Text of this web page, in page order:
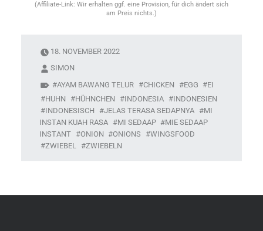
(Affiliate-Link: Wir erhalten ggf. eine Provision, für dich ändert sich
am Preis nichts.)
18. NOVEMBER 2022
SIMON
AYAM BAWANG TELUR
CHICKEN EGG
EI
HUHN
HÜHNCHEN INDONESIA
INDONESIEN
INDONESISCH
JELAS TERASA SEDAPNYA
MI
INSTAN KUAH RASA
MI SEDAAP
MIE SEDAAP
INSTANT
ONION ONIONS
WINGSFOOD
ZWIEBEL
ZWIEBELN